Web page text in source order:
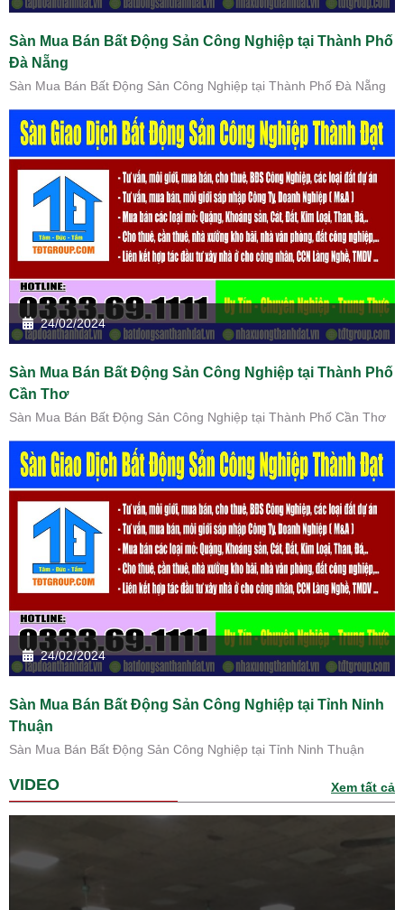
Sàn Mua Bán Bất Động Sản Công Nghiệp tại Thành Phố
Đà Nẵng
Sàn Mua Bán Bất Động Sản Công Nghiệp tại Thành Phố Đà Nẵng
24/02/2024
Sàn Mua Bán Bất Động Sản Công Nghiệp tại Thành Phố
Cần Thơ
Sàn Mua Bán Bất Động Sản Công Nghiệp tại Thành Phố Cần Thơ
24/02/2024
Sàn Mua Bán Bất Động Sản Công Nghiệp tại Tỉnh Ninh
Thuận
Sàn Mua Bán Bất Động Sản Công Nghiệp tại Tỉnh Ninh Thuận
VIDEO Xem tất cả